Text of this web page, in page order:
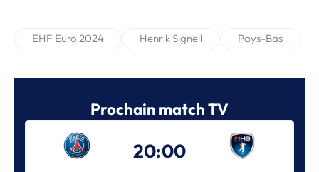
EHF Euro 2024 Henrik Signell Pays-Bas
Prochain match TV
20:00